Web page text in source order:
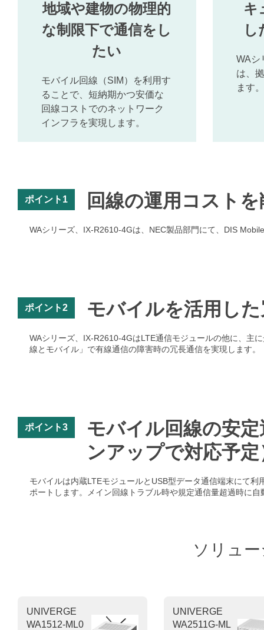
地域や建物の物理的
な制限下で通信をし
たい
モバイル回線（SIM）を利用す
ることで、短納期かつ安価な
回線コストでのネットワーク
インフラを実現します。
キ
し
WAシ
は、
ます。
ポイント1 回線の運用コスト
WAシリーズ、IX-R2610-4Gは、NEC製品部門にて、DIS
ポイント2 モバイルを活用し
WAシリーズ、IX-R2610-4GはLTE通信モジュールの他に、主
線とモバイル」で有線通信の障害時の冗長通信を実現します。
ポイント3
モバイル回線の安
ンアップで対応予定
モバイルは内蔵LTEモジュールとUSB型データ通信端末にて
ポートします。メイン回線トラブル時や規定通信量超過時に
ソリュ
UNIVERGE
WA1512-ML0
UNIVERGE
WA2511G-ML